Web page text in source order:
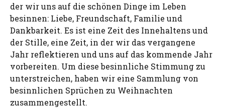
der wir uns auf die schönen Dinge im Leben
besinnen: Liebe, Freundschaft, Familie und
Dankbarkeit. Es ist eine Zeit des Innehaltens und
der Stille, eine Zeit, in der wir das vergangene
Jahr reflektieren und uns auf das kommende Jahr
vorbereiten. Um diese besinnliche Stimmung zu
unterstreichen, haben wir eine Sammlung von
besinnlichen Sprüchen zu Weihnachten
zusammengestellt.